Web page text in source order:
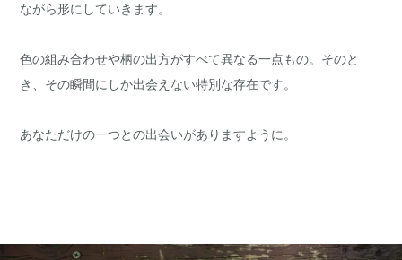
ながら形にしていきます。
色の組み合わせや柄の出方がすべて異なる一点もの。そのと
き、その瞬間にしか出会えない特別な存在です。
あなただけの一つとの出会いがありますように。